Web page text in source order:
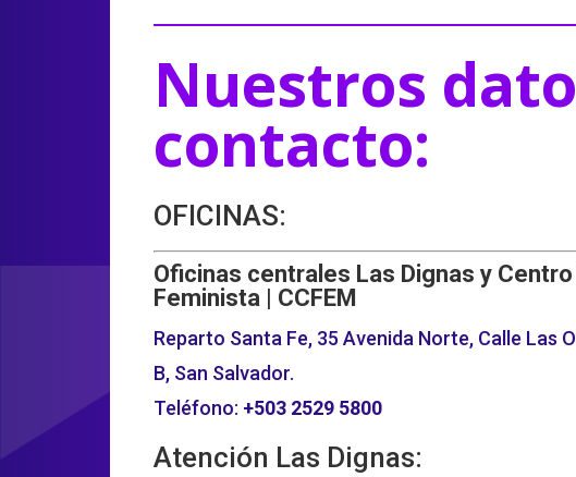
Nuestros
contacto:
OFICINAS:
Oficinas centrales Las Dignas y Centro
Feminista | CCFEM
Reparto Santa Fe, 35 Avenida Norte, Calle Las
B, San Salvador.
Teléfono: +503 2529 5800
Atención Las Dignas: